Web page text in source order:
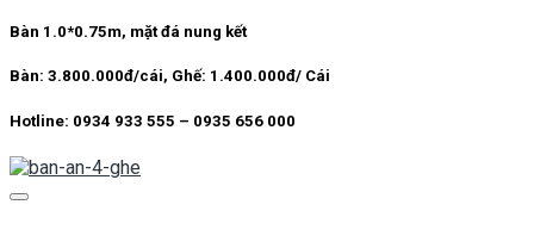
Bàn 1.0*0.75m, mặt đá nung kết
Bàn: 3.800.000đ/cái, Ghế: 1.400.000đ/ Cái
Hotline: 0934 933 555 – 0935 656 000